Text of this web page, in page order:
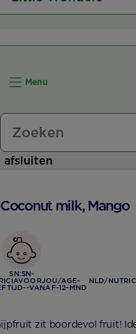
8–11 Maanden
12+ Maanden
Menu
afsluiten
milk, Mango
SN:SN-
AGE-
VANAF-12-MND
NLD/
zit boordevol fruit!